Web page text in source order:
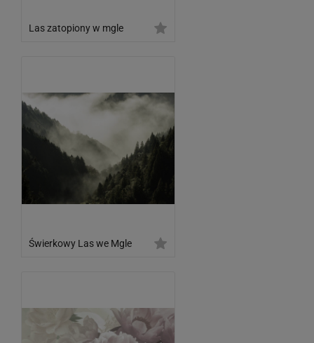
Las zatopiony w mgle
Świerkowy Las we Mgle